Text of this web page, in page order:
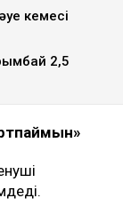
кемесі
2,5